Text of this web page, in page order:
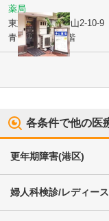
薬局
東京都港区南青山2-10-9
青山田中ビル1階
各条件で他の医
更年期障害(港区)
婦人科検診/レディー